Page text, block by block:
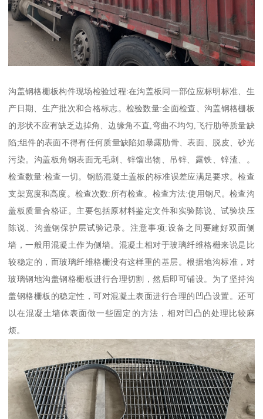
沟盖钢格栅板构件现场检验过程:在沟盖板同一部位应标明标准、生
产日期、生产批次和合格标志。检验数量:全面检查、沟盖钢格栅板
的形状不应有缺乏边掉角、边缘角不直,弯曲不均匀,飞行肋等质量缺
陷;组件的表面不得有任何质量缺陷如暴露肋骨、表面、脱皮、砂光
污染。沟盖板角钢表面无毛刺、锌馏出物、吊锌、露铁、锌渣、。
检查数量:检查一切。钢筋混凝土盖板的标准误差应满足要求。检查
支架宽度和高度。检查次数:所有检查。检查方法:使用钢尺。检查沟
盖板质量合格证。主要包括原材料鉴定文件和实验陈说、试验块压
陈说、沟盖钢保护层试验记录。注意事项:设备之间要建好双面侧
墙，一般用混凝土作为侧墙。混凝土相对于玻璃纤维格栅来说是比
较稳定的，而玻璃纤维格栅没有这样重的基层。根据地沟标准，对
玻璃钢地沟盖钢格栅板进行合理切割，然后即可铺设。为了坚持沟
盖钢格栅板的稳定性，可对混凝土表面进行合理的凹凸设置。还可
以在混凝土墙体表面做一些固定的方法，相对凹凸的处理比较麻
烦。